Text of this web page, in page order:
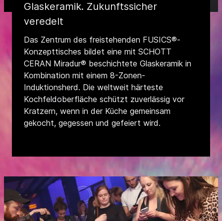
Glaskeramik. Zukunftssicher
veredelt
Das Zentrum des freistehenden FUSICS®-
Konzepttisches bildet eine mit SCHOTT
CERAN Miradur® beschichtete Glaskeramik in
Kombination mit einem 8-Zonen-
Induktionsherd. Die weltweit härteste
Kochfeldoberfläche schützt zuverlässig vor
Kratzern, wenn in der Küche gemeinsam
gekocht, gegessen und gefeiert wird.